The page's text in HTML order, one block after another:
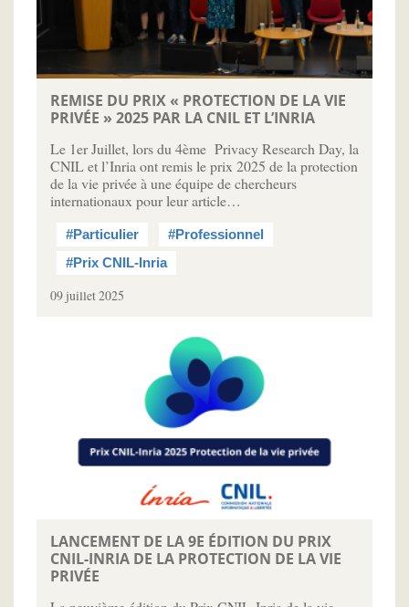
REMISE DU PRIX « PROTECTION DE LA VIE
PRIVÉE » 2025 PAR LA CNIL ET L’INRIA
Le 1er Juillet, lors du 4ème Privacy Research Day, la
CNIL et l’Inria ont remis le prix 2025 de la protection
de la vie privée à une équipe de chercheurs
internationaux pour leur article…
#Particulier
#Professionnel
#Prix CNIL-Inria
09 juillet 2025
LANCEMENT DE LA 9E ÉDITION DU PRIX
CNIL-INRIA DE LA PROTECTION DE LA VIE
PRIVÉE